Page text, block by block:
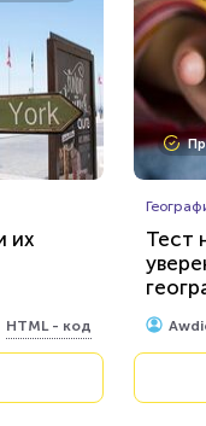
их
HTML - код
Тест